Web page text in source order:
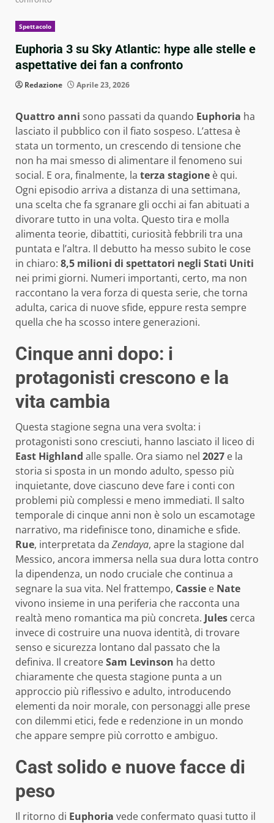
Spettacolo
Euphoria 3 su Sky Atlantic: hype alle stelle e
aspettative dei fan a confronto
Redazione Aprile 23, 2026
Quattro anni sono passati da quando Euphoria ha
lasciato il pubblico con il fiato sospeso. L’attesa è
stata un tormento, un crescendo di tensione che
non ha mai smesso di alimentare il fenomeno sui
social. E ora, finalmente, la terza stagione è qui.
Ogni episodio arriva a distanza di una settimana,
una scelta che fa sgranare gli occhi ai fan abituati a
divorare tutto in una volta. Questo tira e molla
alimenta teorie, dibattiti, curiosità febbrili tra una
puntata e l’altra. Il debutto ha messo subito le cose
in chiaro: 8,5 milioni di spettatori negli Stati Uniti
nei primi giorni. Numeri importanti, certo, ma non
raccontano la vera forza di questa serie, che torna
adulta, carica di nuove sfide, eppure resta sempre
quella che ha scosso intere generazioni.
Cinque anni dopo: i
protagonisti crescono e la
vita cambia
Questa stagione segna una vera svolta: i
protagonisti sono cresciuti, hanno lasciato il liceo di
East Highland alle spalle. Ora siamo nel 2027 e la
storia si sposta in un mondo adulto, spesso più
inquietante, dove ciascuno deve fare i conti con
problemi più complessi e meno immediati. Il salto
temporale di cinque anni non è solo un escamotage
narrativo, ma ridefinisce tono, dinamiche e sfide.
Rue, interpretata da Zendaya, apre la stagione dal
Messico, ancora immersa nella sua dura lotta contro
la dipendenza, un nodo cruciale che continua a
segnare la sua vita. Nel frattempo, Cassie e Nate
vivono insieme in una periferia che racconta una
realtà meno romantica ma più concreta. Jules cerca
invece di costruire una nuova identità, di trovare
senso e sicurezza lontano dal passato che la
definiva. Il creatoreSam Levinson ha detto
chiaramente che questa stagione punta a un
approccio più riflessivo e adulto, introducendo
elementi da noir morale, con personaggi alle prese
con dilemmi etici, fede e redenzione in un mondo
che appare sempre più corrotto e ambiguo.
Cast solido e nuove facce di
peso
Il ritorno di Euphoria vede confermato quasi tutto il